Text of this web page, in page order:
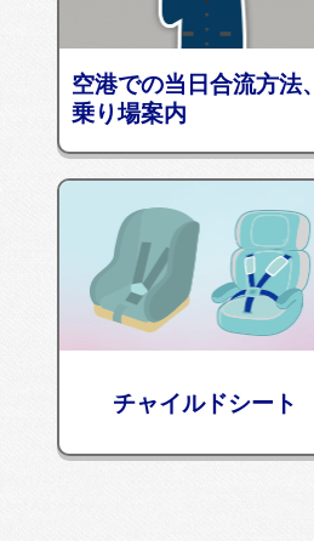
空港での当日合流方法、
乗り場案内
チャイルドシート